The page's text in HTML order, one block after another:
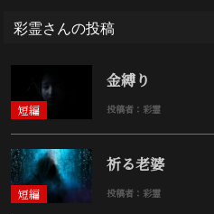
彩霊さんの投稿
短編
金縛り
投稿者：彩霊
短編
祈る老婆
投稿者：彩霊